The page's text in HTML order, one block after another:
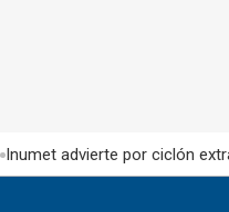
Inumet advierte por ciclón